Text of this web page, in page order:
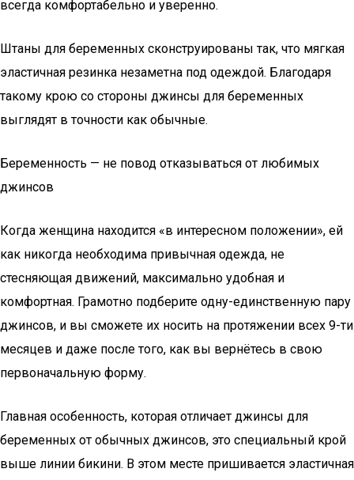
всегда комфортабельно и уверенно.
Штаны для беременных сконструированы так, что мягкая
эластичная резинка незаметна под одеждой. Благодаря
такому крою со стороны джинсы для беременных
выглядят в точности как обычные.
Беременность — не повод отказываться от любимых
джинсов
Когда женщина находится «в интересном положении», ей
как никогда необходима привычная одежда, не
стесняющая движений, максимально удобная и
комфортная. Грамотно подберите одну-единственную пару
джинсов, и вы сможете их носить на протяжении всех 9-ти
месяцев и даже после того, как вы вернётесь в свою
первоначальную форму.
Главная особенность, которая отличает джинсы для
беременных от обычных джинсов, это специальный крой
выше линии бикини. В этом месте пришивается эластичная